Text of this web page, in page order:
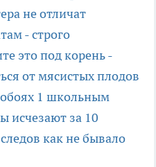
не отличат
- строго
это под корень -
от мясистых плодов
1 школьным
исчезают за 10
как не бывало